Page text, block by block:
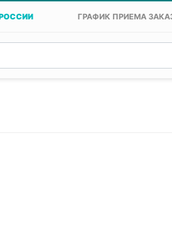
ГРАФИК ПРИЕМА